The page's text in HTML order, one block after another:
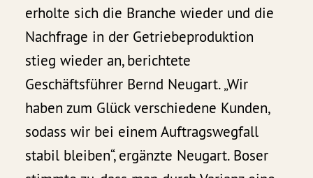
erholte sich die Branche wieder und die
Nachfrage in der Getriebeproduktion
stieg wieder an, berichtete
Geschäftsführer Bernd Neugart. „Wir
haben zum Glück verschiedene Kunden,
sodass wir bei einem Auftragswegfall
stabil bleiben“, ergänzte Neugart. Boser